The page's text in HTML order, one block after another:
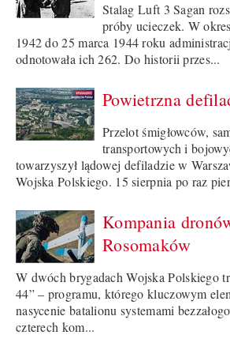
Stalag Luft 3 Sagan
próby ucieczek. W
1942 do 25 marca 1944 roku
odnotowała ich 262. Do historii przes...
Powietrzna
Przelot śmigłowców,
transportowych i
towarzyszył lądowej defiladzie w
Wojska Polskiego. 15 sierpnia po raz
Kompania
Rosomaków
W dwóch brygadach Wojska Polskiego
44” – programu, którego kluczowym
nasycenie batalionu systemami
czterech kom...